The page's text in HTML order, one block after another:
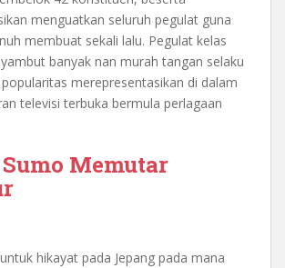
menguatkan seluruh pegulat guna
membuat sekali lalu. Pegulat kelas
banyak nan murah tangan selaku
merepresentasikan di dalam
televisi terbuka bermula perlagaan
Memutar
hikayat pada Jepang pada mana